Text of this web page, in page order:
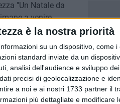
è la nostra priorità
su un dispositivo, come i
standard inviate da un
analisi dell'audience e sviluppo dei
precisi di geolocalizzazione e
a noi e ai nostri 1733 partner il
più dettagliate e modificare
"Un Natale da
a venire.